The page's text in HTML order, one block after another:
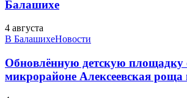
Балашихе
4 августа
В БалашихеНовости
Обновлённую детскую
микрорайоне Алексеевская роща